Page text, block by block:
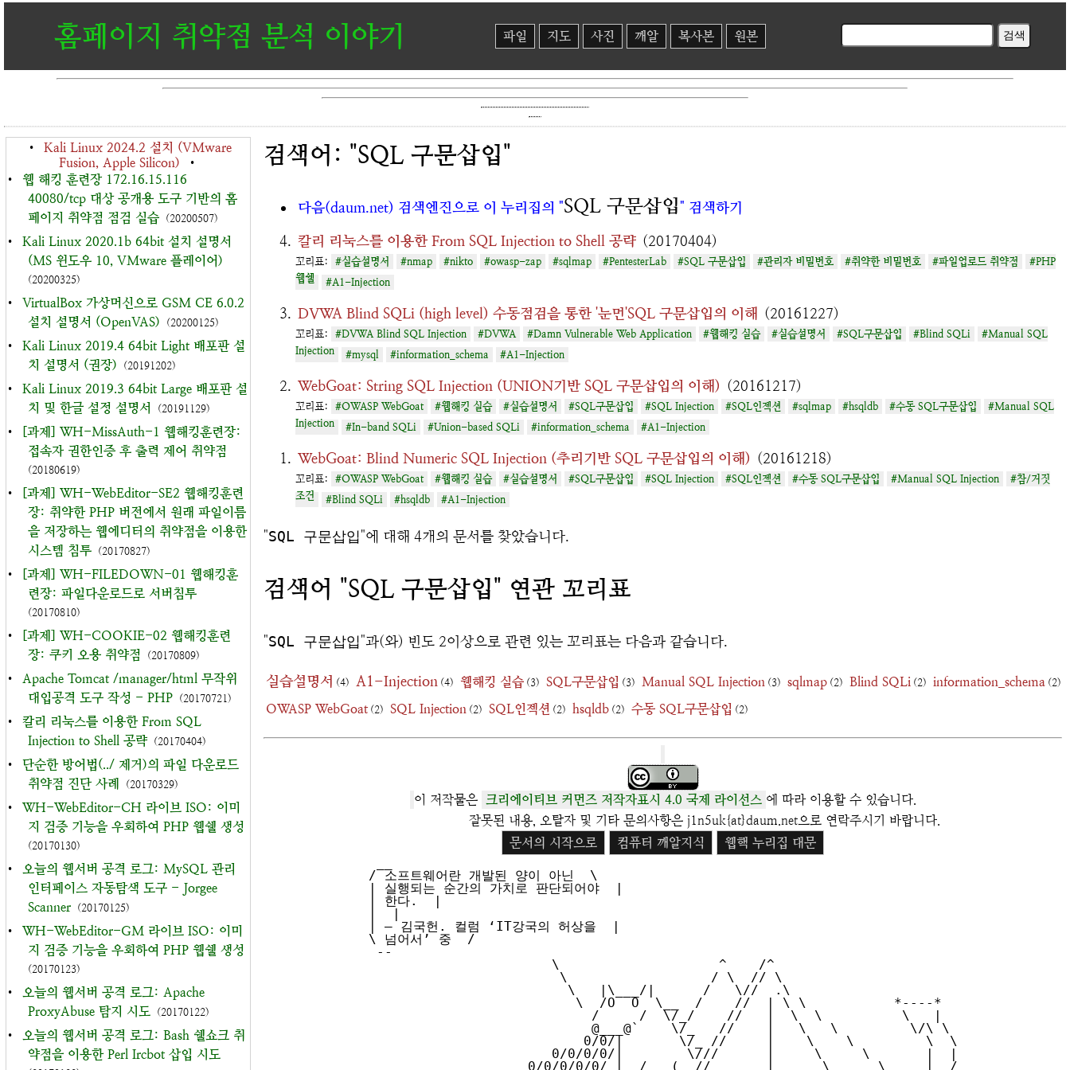
홈페이지 취약점 분석 이야기 파일 지도 사진 깨알 복사본 원본
•
Kali Linux 2024.2 설치 (VMware
Fusion, Apple Silicon)
•
•
웹 해킹 훈련장 172.16.15.116
40080/tcp 대상 공개용 도구 기반의 홈
페이지 취약점 점검 실습 (20200507)
•
Kali Linux 2020.1b 64bit 설치 설명서
(MS 윈도우 10, VMware 플레이어)
(20200325)
•
VirtualBox 가상머신으로 GSM CE 6.0.2
설치 설명서 (OpenVAS)
(20200125)
•
Kali Linux 2019.4 64bit Light 배포판 설
치 설명서 (권장)
(20191202)
•
Kali Linux 2019.3 64bit Large 배포판 설
치 및 한글 설정 설명서
(20191129)
•
[과제] WH-MissAuth-1 웹해킹훈련장:
접속자 권한인증 후 출력 제어 취약점
(20180619)
•
[과제] WH-WebEditor-SE2 웹해킹훈련
장: 취약한 PHP 버전에서 원래 파일이름
을 저장하는 웹에디터의 취약점을 이용한
시스템 침투 (20170827)
•
[과제] WH-FILEDOWN-01 웹해킹훈
련장: 파일다운로드로 서버침투
(20170810)
•
[과제] WH-COOKIE-02 웹해킹훈련
장: 쿠키 오용 취약점
(20170809)
•
Apache Tomcat /manager/html 무작위
대입공격 도구 작성 - PHP (20170721)
•
칼리 리눅스를 이용한 From SQL
Injection to Shell 공략 (20170404)
•
단순한 방어법(../ 제거)의 파일 다운로드
취약점 진단 사례
(20170329)
•
WH-WebEditor-CH 라이브 ISO: 이미
지 검증 기능을 우회하여 PHP 웹쉘 생성
(20170130)
•
오늘의 웹서버 공격 로그: MySQL 관리
인터페이스 자동탐색 도구 - Jorgee
Scanner (20170125)
•
WH-WebEditor-GM 라이브 ISO: 이미
지 검증 기능을 우회하여 PHP 웹쉘 생성
(20170123)
•
오늘의 웹서버 공격 로그: Apache
ProxyAbuse 탐지 시도 (20170122)
•
오늘의 웹서버 공격 로그: Bash 쉘쇼크 취
약점을 이용한 Perl Ircbot 삽입 시도
검색어: "SQL 구문삽입"
다음(daum.net) 검색엔진으로 이 누리집의 "SQL 구문삽입" 검색하기
칼리 리눅스를 이용한 From SQL Injection to Shell 공략 (20170404)
꼬리표: #실습설명서 #nmap #nikto #owasp-zap #sqlmap #PentesterLab #SQL 구문삽입 #관리자 비밀번호 #취약한 비밀번호 #파일업로드 취약점 #PHP
웹쉘 #A1-Injection
DVWA Blind SQLi (high level) 수동점검을 통한 '눈먼'SQL 구문삽입의 이해 (20161227)
꼬리표: #DVWA Blind SQL Injection #DVWA #Damn Vulnerable Web Application #웹해킹 실습 #실습설명서 #SQL구문삽입 #Blind SQLi #Manual SQL
Injection #mysql #information_schema #A1-Injection
WebGoat: String SQL Injection (UNION기반 SQL 구문삽입의 이해) (20161217)
꼬리표: #OWASP WebGoat #웹해킹 실습 #실습설명서 #SQL구문삽입 #SQL Injection #SQL인젝션 #sqlmap #hsqldb #수동 SQL구문삽입 #Manual SQL
Injection #In-band SQLi #Union-based SQLi #information_schema #A1-Injection
WebGoat: Blind Numeric SQL Injection (추리기반 SQL 구문삽입의 이해) (20161218)
꼬리표: #OWASP WebGoat #웹해킹 실습 #실습설명서 #SQL구문삽입 #SQL Injection #SQL인젝션 #수동 SQL구문삽입 #Manual SQL Injection #참/거짓
조건 #Blind SQLi #hsqldb #A1-Injection
"SQL 구문삽입"에 대해 4개의 문서를 찾았습니다.
검색어 "SQL 구문삽입" 연관 꼬리표
"SQL 구문삽입"과(와) 빈도 2이상으로 관련 있는 꼬리표는 다음과 같습니다.
실습설명서 (4) A1-Injection (4) 웹해킹 실습 (3) SQL구문삽입 (3) Manual SQL Injection (3) sqlmap (2) Blind SQLi (2) information_schema (2)
OWASP WebGoat (2) SQL Injection (2) SQL인젝션 (2) hsqldb (2) 수동 SQL구문삽입 (2)
이 저작물은 크리에이티브 커먼즈 저작자표시 4.0 국제 라이선스 에 따라 이용할 수 있습니다.
잘못된 내용, 오탈자 및 기타 문의사항은 j1n5uk{at}daum.net으로 연락주시기 바랍니다.
문서의 시작으로
컴퓨터 깨알지식
웹핵 누리집 대문
/ 소프트웨어란 개발된 양이 아닌  \
| 실행되는 순간의 가치로 판단되어야  |
| 한다.  |
|  |
| – 김국헌. 컬럼 ‘IT강국의 허상을  |
\ 넘어서’ 중  /